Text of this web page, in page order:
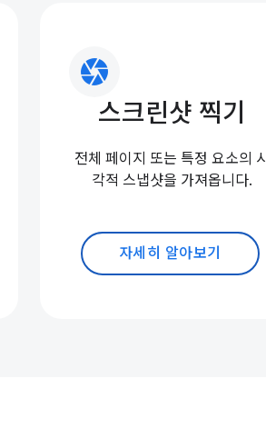
camera
스크린샷 찍기
전체 페이지 또는 특정 요소의 시
각적 스냅샷을 가져옵니다.
자세히 알아보기